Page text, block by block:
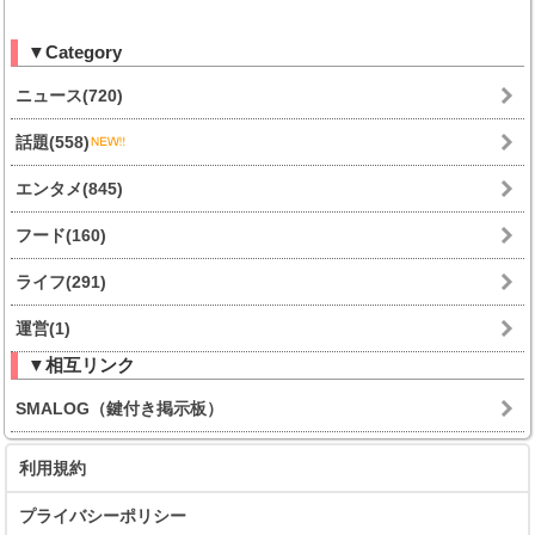
▼Category
ニュース(720)
話題(558)
エンタメ(845)
フード(160)
ライフ(291)
運営(1)
▼相互リンク
SMALOG（鍵付き掲示板）
利用規約
プライバシーポリシー